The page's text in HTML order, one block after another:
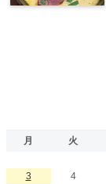
月 火
3
4